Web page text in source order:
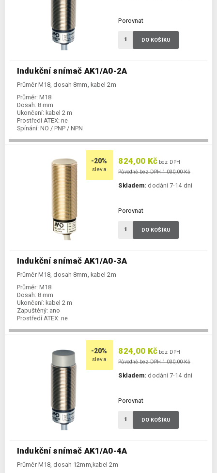
Indukční snímač AK1/A0-2A
Průměr M18, dosah 8mm, kabel 2m
Průměr: M18
Dosah: 8 mm
Ukončení: kabel 2 m
Prostředí ATEX: ne
Spínání: NO / PNP / NPN
Porovnat
DO KOŠÍKU
-20%
sleva
Indukční snímač AK1/A0-3A
Průměr M18, dosah 8mm, kabel 2m
Průměr: M18
Dosah: 8 mm
Ukončení: kabel 2 m
Zapuštěný: ano
Prostředí ATEX: ne
824,00 Kč bez DPH
Původně bez DPH 1 030,00 Kč
Skladem: dodání 7-14 dní
Porovnat
DO KOŠÍKU
-20%
sleva
Indukční snímač AK1/A0-4A
Průměr M18, dosah 12mm,kabel 2m
824,00 Kč bez DPH
Původně bez DPH 1 030,00 Kč
Skladem: dodání 7-14 dní
Porovnat
DO KOŠÍKU